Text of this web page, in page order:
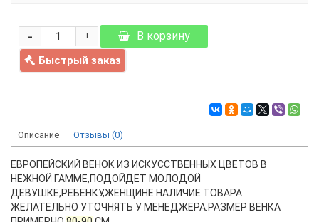
+
- В корзину
Быстрый заказ
Описание Отзывы (0)
ЕВРОПЕЙСКИЙ ВЕНОК ИЗ ИСКУССТВЕННЫХ ЦВЕТОВ В
НЕЖНОЙ ГАММЕ,ПОДОЙДЕТ МОЛОДОЙ
ДЕВУШКЕ,РЕБЕНКУ,ЖЕНЩИНЕ.НАЛИЧИЕ ТОВАРА
ЖЕЛАТЕЛЬНО УТОЧНЯТЬ У МЕНЕДЖЕРА.РАЗМЕР ВЕНКА